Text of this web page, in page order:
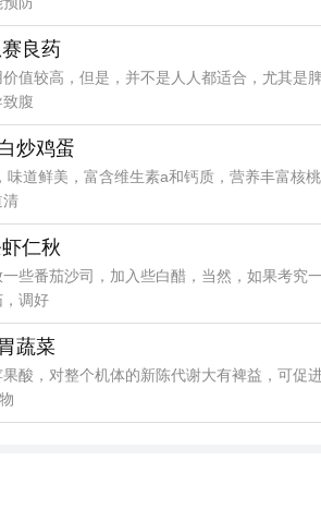
良药
值较高，但是，并不是人人都适合，尤其是
腹
炒鸡蛋
味道鲜美，富含维生素a和钙质，营养丰富核
清
仁秋
些番茄沙司，加入些白醋，当然，如果考究
调好
蔬菜
酸，对整个机体的新陈代谢大有裨益，可促